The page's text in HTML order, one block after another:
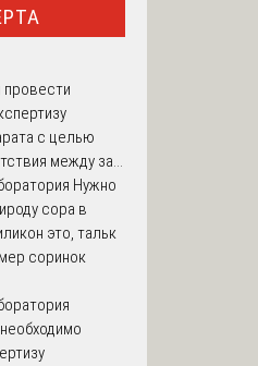
провести
с целью
между за...
Нужно
сора в
это, тальк
соринок